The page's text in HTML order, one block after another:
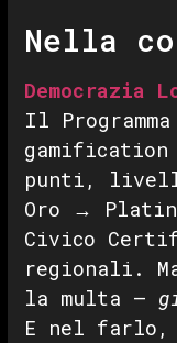
Nella
Democrazia
Il
punti,
Oro →
Civico
regionali.
la multa —
E nel farlo,